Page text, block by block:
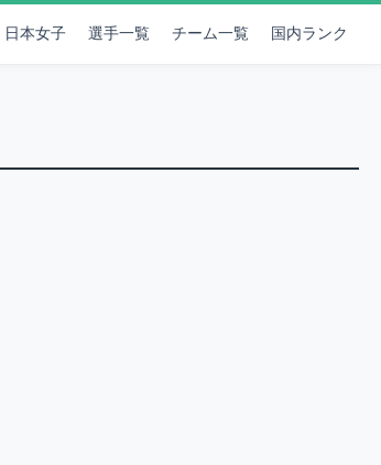
日本女子 選手一覧 チーム一覧 国内ランク